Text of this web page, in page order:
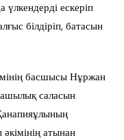
ескеріп
білдіріп, батасын
басшысы Нұржан
саласын
атынан